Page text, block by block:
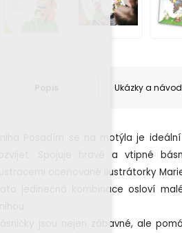
Ukázky a
Kniha Posadím se na motýla je
rozvíjet. Spojuje hravé a vtipné
ilustracemi oceňované ilustrátorky
ato jedinečná kombinace osloví
Básničky jsou nejen zábavné, ale